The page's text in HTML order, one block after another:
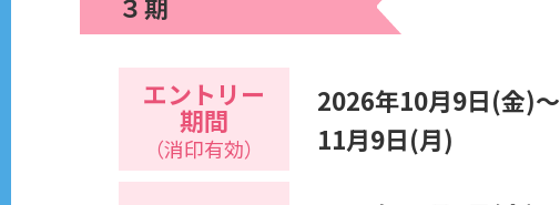
エントリー
期間
（消印有効）
2026年10月9日(金)～
11月9日(月)